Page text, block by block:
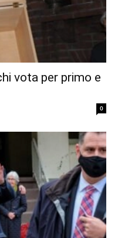
vota per primo e
0